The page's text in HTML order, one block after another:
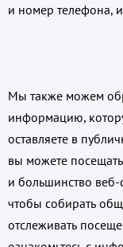
и номер телефона,
Мы также можем
информацию,
оставляете в
вы можете
и большинство
чтобы собирать
отслеживать